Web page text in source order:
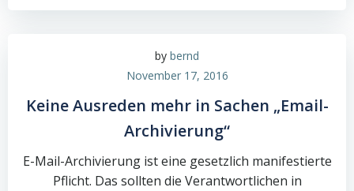
by bernd
November 17, 2016
Keine Ausreden mehr in Sachen „Email-
Archivierung“
E-Mail-Archivierung ist eine gesetzlich manifestierte
Pflicht. Das sollten die Verantwortlichen in